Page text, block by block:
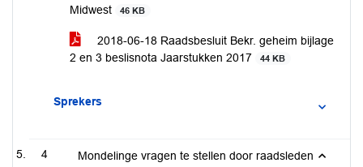
Midwest
46 KB
2018-06-18 Raadsbesluit Bekr. geheim bijlage
2 en 3 beslisnota Jaarstukken 2017
44 KB
Sprekers
4 Mondelinge vragen te stellen door raadsleden